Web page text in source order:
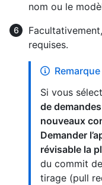
nom ou le
requises.
Remarque
Si vous
de
nouveaux
Demander
révisable la
du commit
tirage (pull